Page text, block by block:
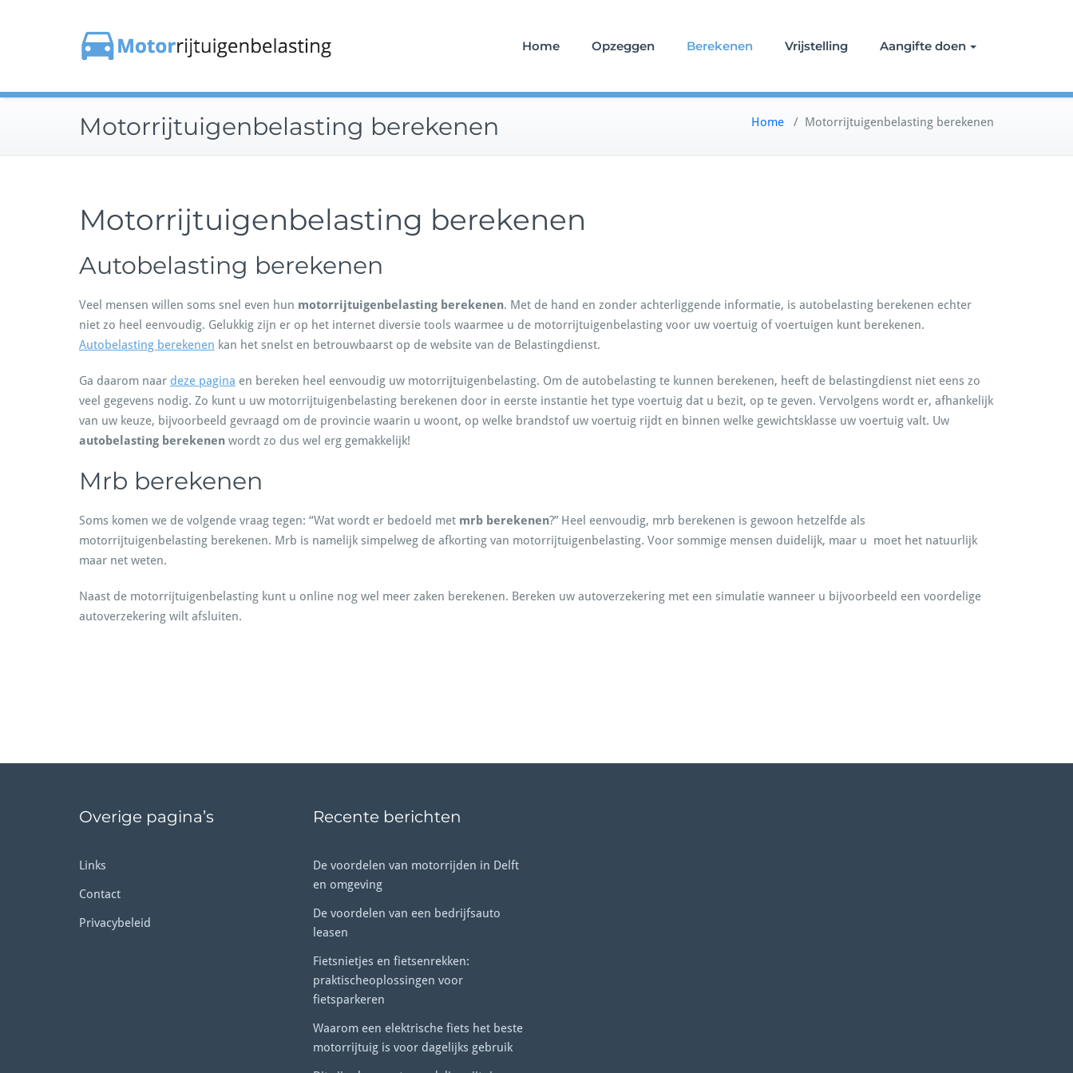
Home Opzeggen Berekenen Vrijstelling Aangifte doen
Motorrijtuigenbelasting berekenen Home / Motorrijtuigenbelasting berekenen
Motorrijtuigenbelasting berekenen
Autobelasting berekenen
Veel mensen willen soms snel even hun motorrijtuigenbelasting berekenen. Met de hand en zonder achterliggende informatie, is autobelasting berekenen echter
niet zo heel eenvoudig. Gelukkig zijn er op het internet diversie tools waarmee u de motorrijtuigenbelasting voor uw voertuig of voertuigen kunt berekenen.
Autobelasting berekenen kan het snelst en betrouwbaarst op de website van de Belastingdienst.
Ga daarom naar deze pagina en bereken heel eenvoudig uw motorrijtuigenbelasting. Om de autobelasting te kunnen berekenen, heeft de belastingdienst niet eens zo
veel gegevens nodig. Zo kunt u uw motorrijtuigenbelasting berekenen door in eerste instantie het type voertuig dat u bezit, op te geven. Vervolgens wordt er, afhankelijk
van uw keuze, bijvoorbeeld gevraagd om de provincie waarin u woont, op welke brandstof uw voertuig rijdt en binnen welke gewichtsklasse uw voertuig valt. Uw
autobelasting berekenen wordt zo dus wel erg gemakkelijk!
Mrb berekenen
Soms komen we de volgende vraag tegen: “Wat wordt er bedoeld met mrb berekenen?” Heel eenvoudig, mrb berekenen is gewoon hetzelfde als
motorrijtuigenbelasting berekenen. Mrb is namelijk simpelweg de afkorting van motorrijtuigenbelasting. Voor sommige mensen duidelijk, maar u moet het natuurlijk
maar net weten.
Naast de motorrijtuigenbelasting kunt u online nog wel meer zaken berekenen. Bereken uw autoverzekering met een simulatie wanneer u bijvoorbeeld een voordelige
autoverzekering wilt afsluiten.
Overige pagina’s
Links
Contact
Privacybeleid
Recente berichten
De voordelen van motorrijden in Delft
en omgeving
De voordelen van een bedrijfsauto
leasen
Fietsnietjes en fietsenrekken:
praktischeoplossingen voor
fietsparkeren
Waarom een elektrische fiets het beste
motorrijtuig is voor dagelijks gebruik